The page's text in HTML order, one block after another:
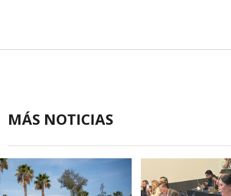
MÁS NOTICIAS